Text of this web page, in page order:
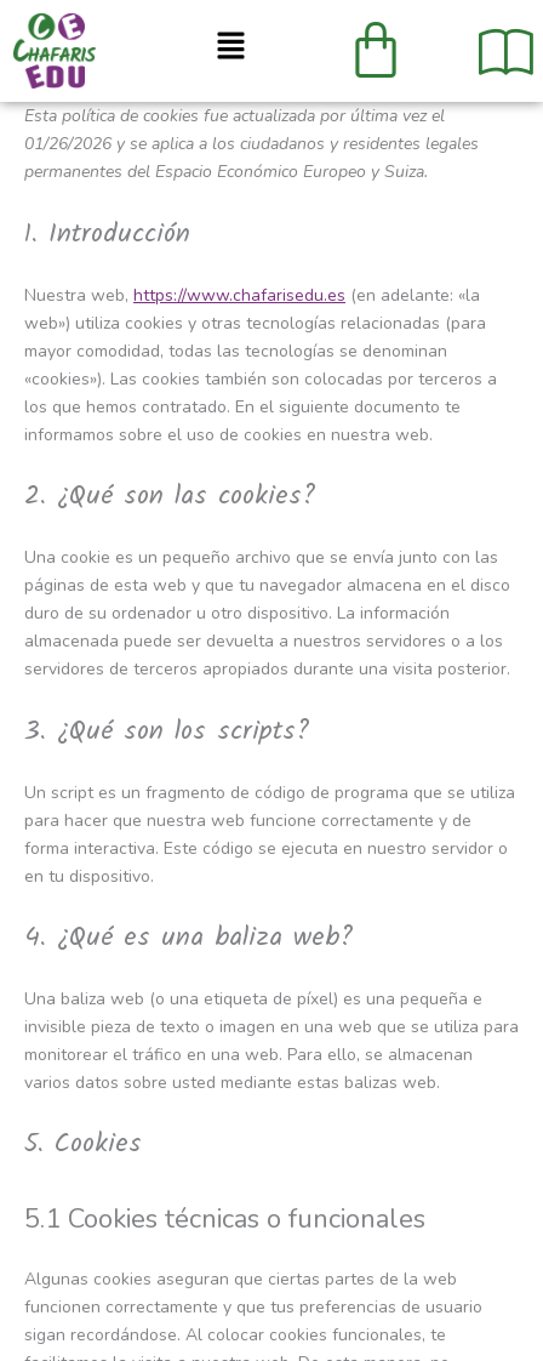
al
contenido
Menú
Esta política de cookies fue actualizada por última vez el
01/26/2026 y se aplica a los ciudadanos y residentes legales
permanentes del Espacio Económico Europeo y Suiza.
1. Introducción
Nuestra web, https://www.chafarisedu.es (en adelante: «la
web») utiliza cookies y otras tecnologías relacionadas (para
mayor comodidad, todas las tecnologías se denominan
«cookies»). Las cookies también son colocadas por terceros a
los que hemos contratado. En el siguiente documento te
informamos sobre el uso de cookies en nuestra web.
2. ¿Qué son las cookies?
Una cookie es un pequeño archivo que se envía junto con las
páginas de esta web y que tu navegador almacena en el disco
duro de su ordenador u otro dispositivo. La información
almacenada puede ser devuelta a nuestros servidores o a los
servidores de terceros apropiados durante una visita posterior.
3. ¿Qué son los scripts?
Un script es un fragmento de código de programa que se utiliza
para hacer que nuestra web funcione correctamente y de
forma interactiva. Este código se ejecuta en nuestro servidor o
en tu dispositivo.
4. ¿Qué es una baliza web?
Una baliza web (o una etiqueta de píxel) es una pequeña e
invisible pieza de texto o imagen en una web que se utiliza para
monitorear el tráfico en una web. Para ello, se almacenan
varios datos sobre usted mediante estas balizas web.
5. Cookies
5.1 Cookies técnicas o funcionales
Algunas cookies aseguran que ciertas partes de la web
funcionen correctamente y que tus preferencias de usuario
sigan recordándose. Al colocar cookies funcionales, te
wordpress
elementor
polylang
js
jetpack
stripe
automattic
google-
fonts
complianz
facebook
varios